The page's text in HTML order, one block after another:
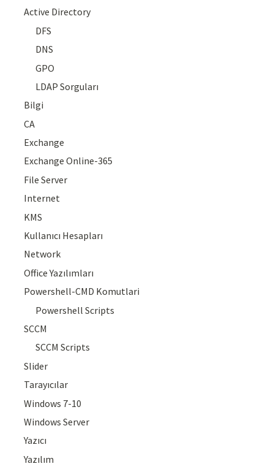
Active Directory
DFS
DNS
GPO
LDAP Sorguları
Bilgi
CA
Exchange
Exchange Online-365
File Server
Internet
KMS
Kullanıcı Hesapları
Network
Office Yazılımları
Powershell-CMD Komutlari
Powershell Scripts
SCCM
SCCM Scripts
Slider
Tarayıcılar
Windows 7-10
Windows Server
Yazıcı
Yazılım